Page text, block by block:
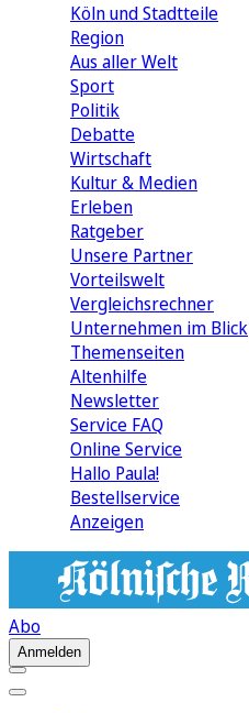
Köln und Stadtteile
Region
Aus aller Welt
Sport
Politik
Debatte
Wirtschaft
Kultur & Medien
Erleben
Ratgeber
Unsere Partner
Vorteilswelt
Vergleichsrechner
Unternehmen im Blick
Themenseiten
Altenhilfe
Newsletter
Service FAQ
Online Service
Hallo Paula!
Bestellservice
Anzeigen
Abo
Anmelden